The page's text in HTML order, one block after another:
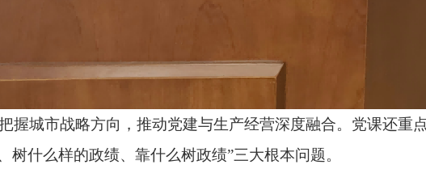
握城市战略方向，推动党建与生产经营深度融合。党课还重
什么样的政绩、靠什么树政绩”三大根本问题。